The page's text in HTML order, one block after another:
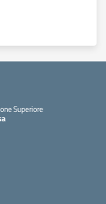
Superiore